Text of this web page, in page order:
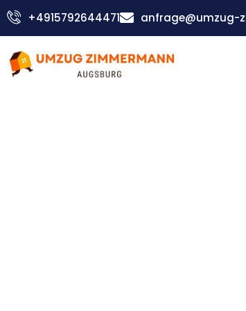
Zum
Inhalt
+4915792644471 anfrage@umzug-